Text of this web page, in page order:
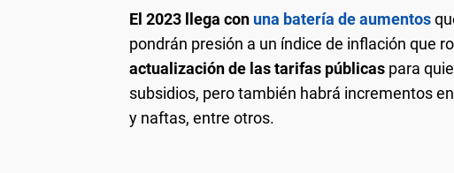
El 2023 llega con una batería de aumentos
pondrán presión a un índice de inflación que
actualización de las tarifas públicas para
subsidios, pero también habrá incrementos
y naftas, entre otros.